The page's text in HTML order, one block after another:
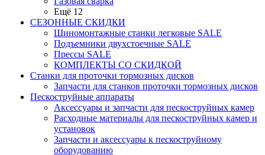
Ещё 12
СЕЗОННЫЕ СКИДКИ
Шиномонтажные станки легковые SALE
Подъемники двухстоечные SALE
Прессы SALE
КОМПЛЕКТЫ СО СКИДКОЙ
Станки для проточки тормозных дисков
Запчасти для станков проточки тормозных дисков
Пескоструйные аппараты
Аксессуары и запчасти для пескоструйных камер
Расходные материалы для пескоструйных камер и
установок
Запчасти и аксессуары к пескоструйному
оборудованию